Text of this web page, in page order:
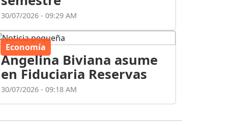
30/07/2026 - 09:29 AM
Economía
Angelina Biviana asume
en Fiduciaria Reservas
30/07/2026 - 09:18 AM